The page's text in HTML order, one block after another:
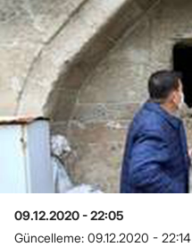
09.12.2020 - 22:05
Güncelleme: 09.12.2020 - 22:14